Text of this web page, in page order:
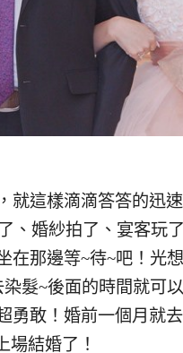
就這樣滴滴答答的迅
、婚紗拍了、宴客玩
在那邊等~待~吧！光
髮~後面的時間就可
勇敢！婚前一個月就
場結婚了！